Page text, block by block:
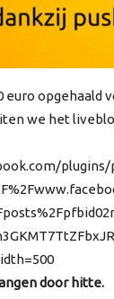
euro opgehaald
we het
plugins/
door hitte.